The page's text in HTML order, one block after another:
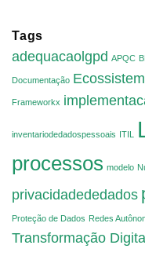
Tags
adequacaolgpd APQC
Documentação
Frameworkx
inventariodedadospessoais ITIL
processos modelo
privacidadededados
Proteção de Dados Redes
Transformação Digital